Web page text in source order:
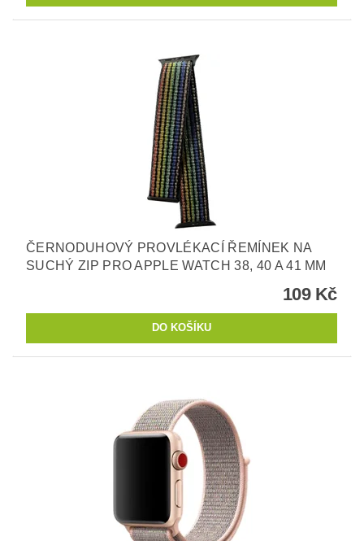
ČERNODUHOVÝ PROVLÉKACÍ ŘEMÍNEK NA
SUCHÝ ZIP PRO APPLE WATCH 38, 40 A 41 MM
109 Kč